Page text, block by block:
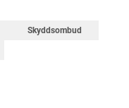
Skyddsombud